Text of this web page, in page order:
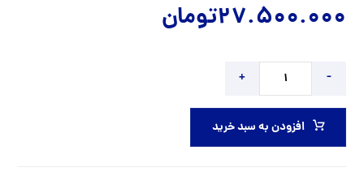
27.500.000تومان
-
+
افزودن به سبد خرید